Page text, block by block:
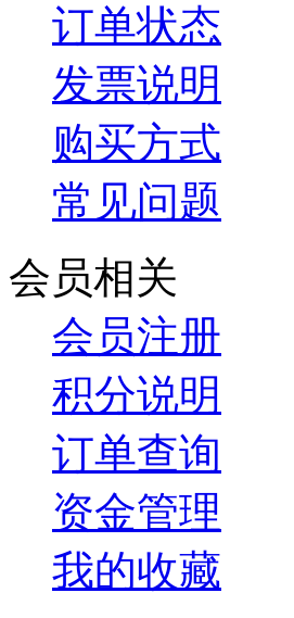
订单状态
发票说明
购买方式
常见问题
会员相关
会员注册
积分说明
订单查询
资金管理
我的收藏